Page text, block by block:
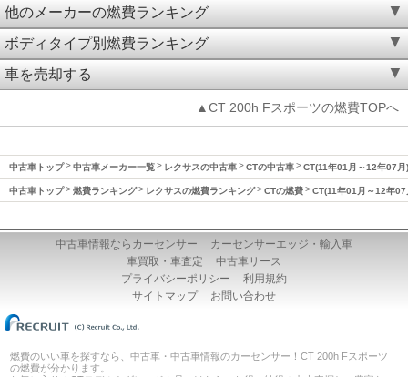
他のメーカーの燃費ランキング
ボディタイプ別燃費ランキング
車を売却する
▲CT 200h Fスポーツの燃費TOPへ
中古車トップ 中古車メーカー一覧 レクサスの中古車 CTの中古車 CT(11年01月～12年07月
中古車トップ 燃費ランキング レクサスの燃費ランキング CTの燃費 CT(11年01月～12年07
中古車情報ならカーセンサー
カーセンサーエッジ・輸入車
車買取・車査定
中古車リース
プライバシーポリシー
利用規約
サイトマップ
お問い合わせ
燃費のいい車を探すなら、中古車・中古車情報のカーセンサー！CT 200h Fスポーツ
の燃費が分かります。